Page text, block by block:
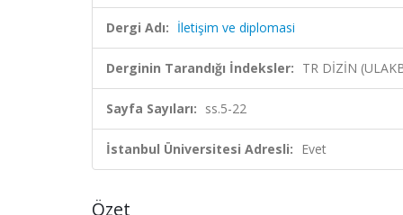
Dergi Adı: İletişim ve diplomasi
Derginin Tarandığı İndeksler: TR DİZİN
Sayfa Sayıları: ss.5-22
İstanbul Üniversitesi Adresli: Evet
Özet